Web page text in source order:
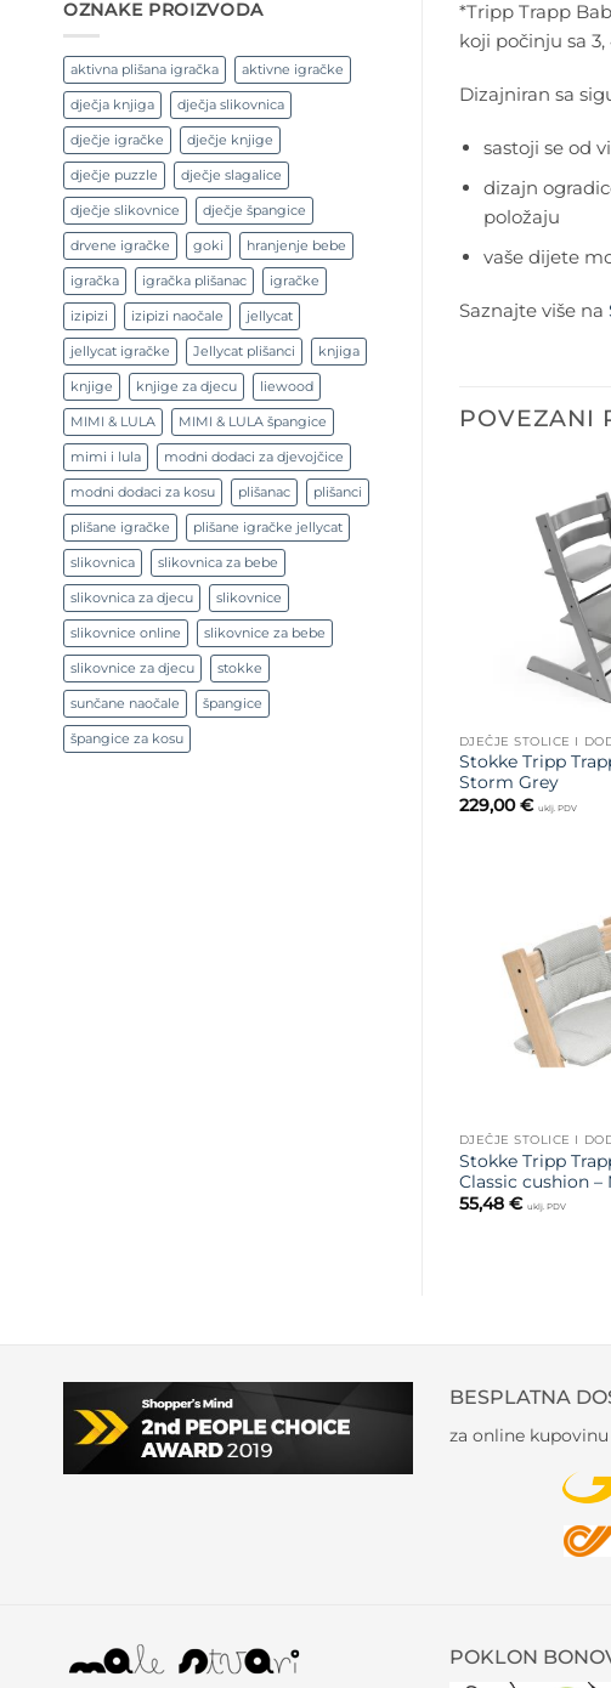
OZNAKE PROIZVODA
aktivna plišana igračka aktivne igračke
dječja knjiga dječja slikovnica
dječje igračke dječje knjige
dječje puzzle dječje slagalice
dječje slikovnice dječje špangice
drvene igračke goki hranjenje bebe
igračka igračka plišanac igračke
izipizi izipizi naočale jellycat
jellycat igračke Jellycat plišanci knjiga
knjige knjige za djecu liewood
MIMI & LULA MIMI & LULA špangice
mimi i lula modni dodaci za djevojčice
modni dodaci za kosu plišanac plišanci
plišane igračke plišane igračke jellycat
slikovnica slikovnica za bebe
slikovnica za djecu slikovnice
slikovnice online slikovnice za bebe
slikovnice za djecu stokke
sunčane naočale špangice
špangice za kosu
*Tripp Trapp
koji počinju sa
Dizajniran sa
sastoji se od
dizajn
položaju
vaše dijete
Saznajte više na
POVEZANI
DJEČJE STOLICE I
Stokke Tripp
Storm Grey
229,00€ uklj. PDV
DJEČJE STOLICE I
Stokke Tripp
Classic cushion –
55,48 € uklj. PDV
BESPLATNA
za online
POKLON